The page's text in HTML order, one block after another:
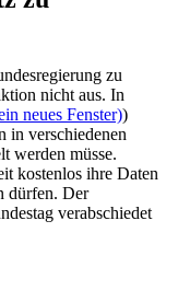
zu
nicht aus. In
neues Fenster))
in verschiedenen
werden müsse.
kostenlos ihre Daten
dürfen. Der
verabschiedet